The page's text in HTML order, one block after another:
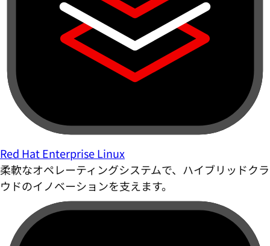
Red Hat Enterprise Linux
柔軟なオペレーティングシステムで、ハイブリッドクラ
ウドのイノベーションを支えます。